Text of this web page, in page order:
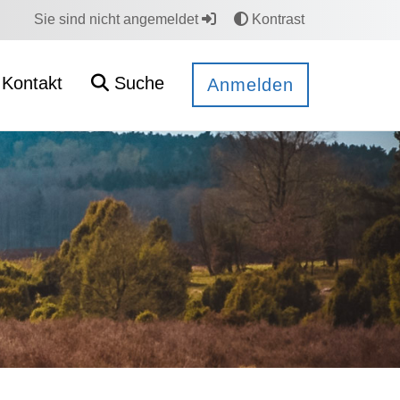
Sie sind nicht angemeldet Kontrast
Kontakt Suche Anmelden